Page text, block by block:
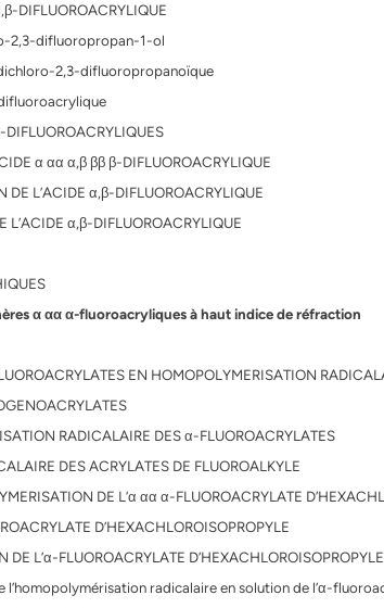
DIFLUOROACRYLIQUE
2,3-difluoropropan-1-ol
dichloro-2,3-difluoropropanoïque
DIFLUOROACRYLIQUES
α αα α,β ββ β-DIFLUOROACRYLIQUE
DE L’ACIDE α,β-DIFLUOROACRYLIQUE
L’ACIDE α,β-DIFLUOROACRYLIQUE
α αα α-fluoroacryliques à haut indice de réfraction
EN HOMOPOLYMERISATION
RADICALAIRE DES α-FLUOROACRYLATES
DES ACRYLATES DE FLUOROALKYLE
DE L’α αα α-FLUOROACRYLATE
D’HEXACHLOROISOPROPYLE
DE L’α-FLUOROACRYLATE D’HEXACHLOROISOPROPYLE
l’homopolymérisation radicalaire en solution de l’α-